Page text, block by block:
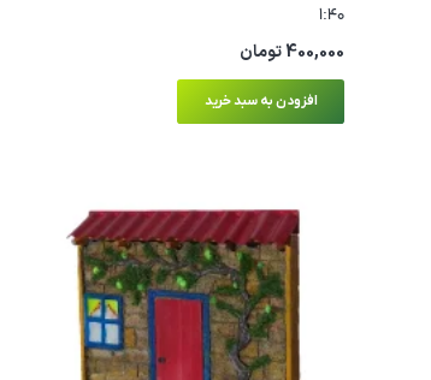
۱:۴۰
400,000تومان
افزودن به سبد خرید